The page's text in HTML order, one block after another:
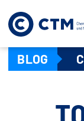
BLOG